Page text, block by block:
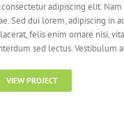
adipiscing elit.
Sed dui lorem, adipiscing in
felis enim ornare nisi,
sed lectus. Vestibulum
VIEW PROJECT